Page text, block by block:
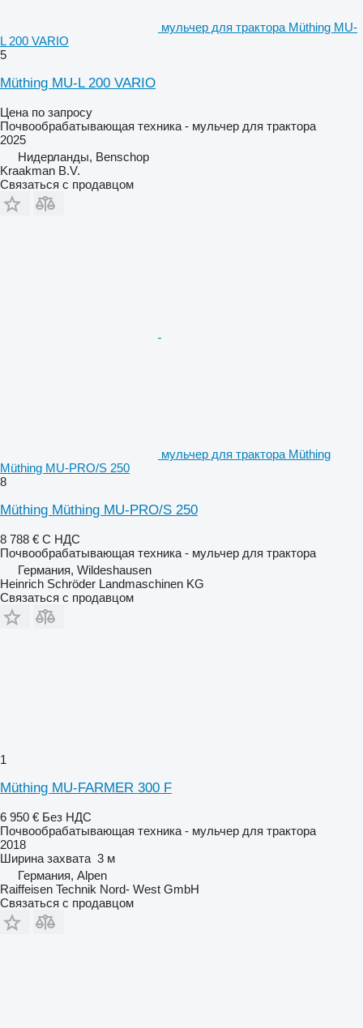
мульчер для трактора Müthing MU-
L 200 VARIO
5
Müthing MU-L 200 VARIO
Цена по запросу
Почвообрабатывающая техника - мульчер для трактора
2025
Нидерланды, Benschop
Kraakman B.V.
Связаться с продавцом
мульчер для трактора Müthing
Müthing MU-PRO/S 250
8
Müthing Müthing MU-PRO/S 250
8 788 € С НДС
Почвообрабатывающая техника - мульчер для трактора
Германия, Wildeshausen
Heinrich Schröder Landmaschinen KG
Связаться с продавцом
1
Müthing MU-FARMER 300 F
6 950 € Без НДС
Почвообрабатывающая техника - мульчер для трактора
2018
Ширина захвата 3 м
Германия, Alpen
Raiffeisen Technik Nord- West GmbH
Связаться с продавцом